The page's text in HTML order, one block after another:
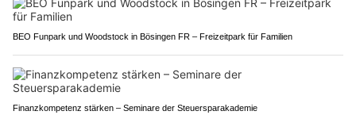
BEO Funpark und Woodstock in Bösingen FR – Freizeitpark für Familien
Finanzkompetenz stärken – Seminare der Steuersparakademie